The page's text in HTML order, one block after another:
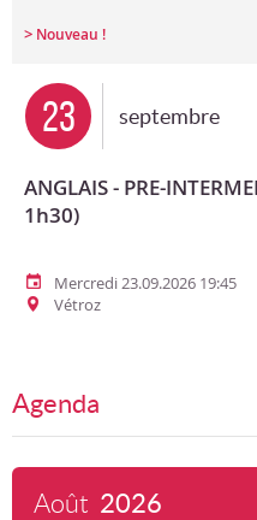
> Nouveau !
23 septembre
ANGLAIS - PRE-
1h30)
Mercredi 23.09.2026 19:45
Vétroz
Agenda
Août 2026